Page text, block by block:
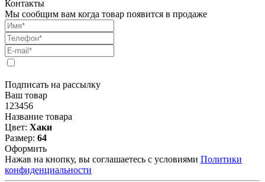
Контакты
Мы сообщим вам когда товар появится в продаже
Подписать на рассылку
Ваш товар
123456
Название товара
Цвет: Хаки
Размер: 64
Оформить
Нажав на кнопку, вы соглашаетесь с условиями Политики
конфиденциальности